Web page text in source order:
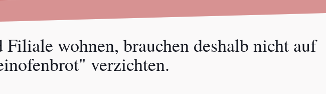
wohnen, brauchen deshalb nicht auf
verzichten.